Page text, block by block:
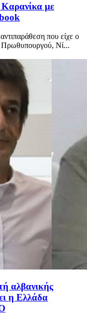
με
που είχε ο
Πρωθυπουργού, Νί...
αλβανικής
η Ελλάδα